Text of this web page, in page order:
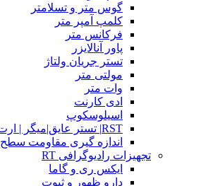
گوس متر و تسلامتر
کلمپ آمپر متر
فرکانس متر
پاور آنالایزر
تستر جریان ولتاژ
مولتی متر
وات متر
ادی کارنت
اسیلوسکوپ
RST| تستر عایق|میگر | ارت سنج
اندازه گیری مقاومت سطح
تجهیزات رادیوگرافی RT
ایکس ری و گاما
دارو ظهور و ثبوت